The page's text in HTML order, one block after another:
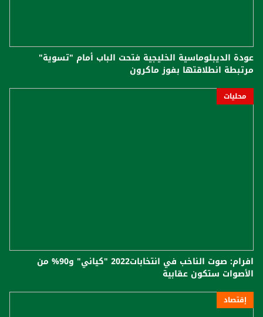
عودة الديبلوماسية الخليجية فتحت الباب أمام "تسوية"
مرتبطة انطلاقتها بفوز ماكرون
محليات
افرام: صوت الناخب في انتخابات2022 "كياني" و90% من
الأصوات ستكون عقابية
إقتصاد